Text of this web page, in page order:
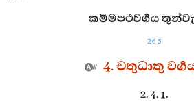
කම්මපථවර්‍ගය
265
4. චතුධාතු
2. 4. 1.